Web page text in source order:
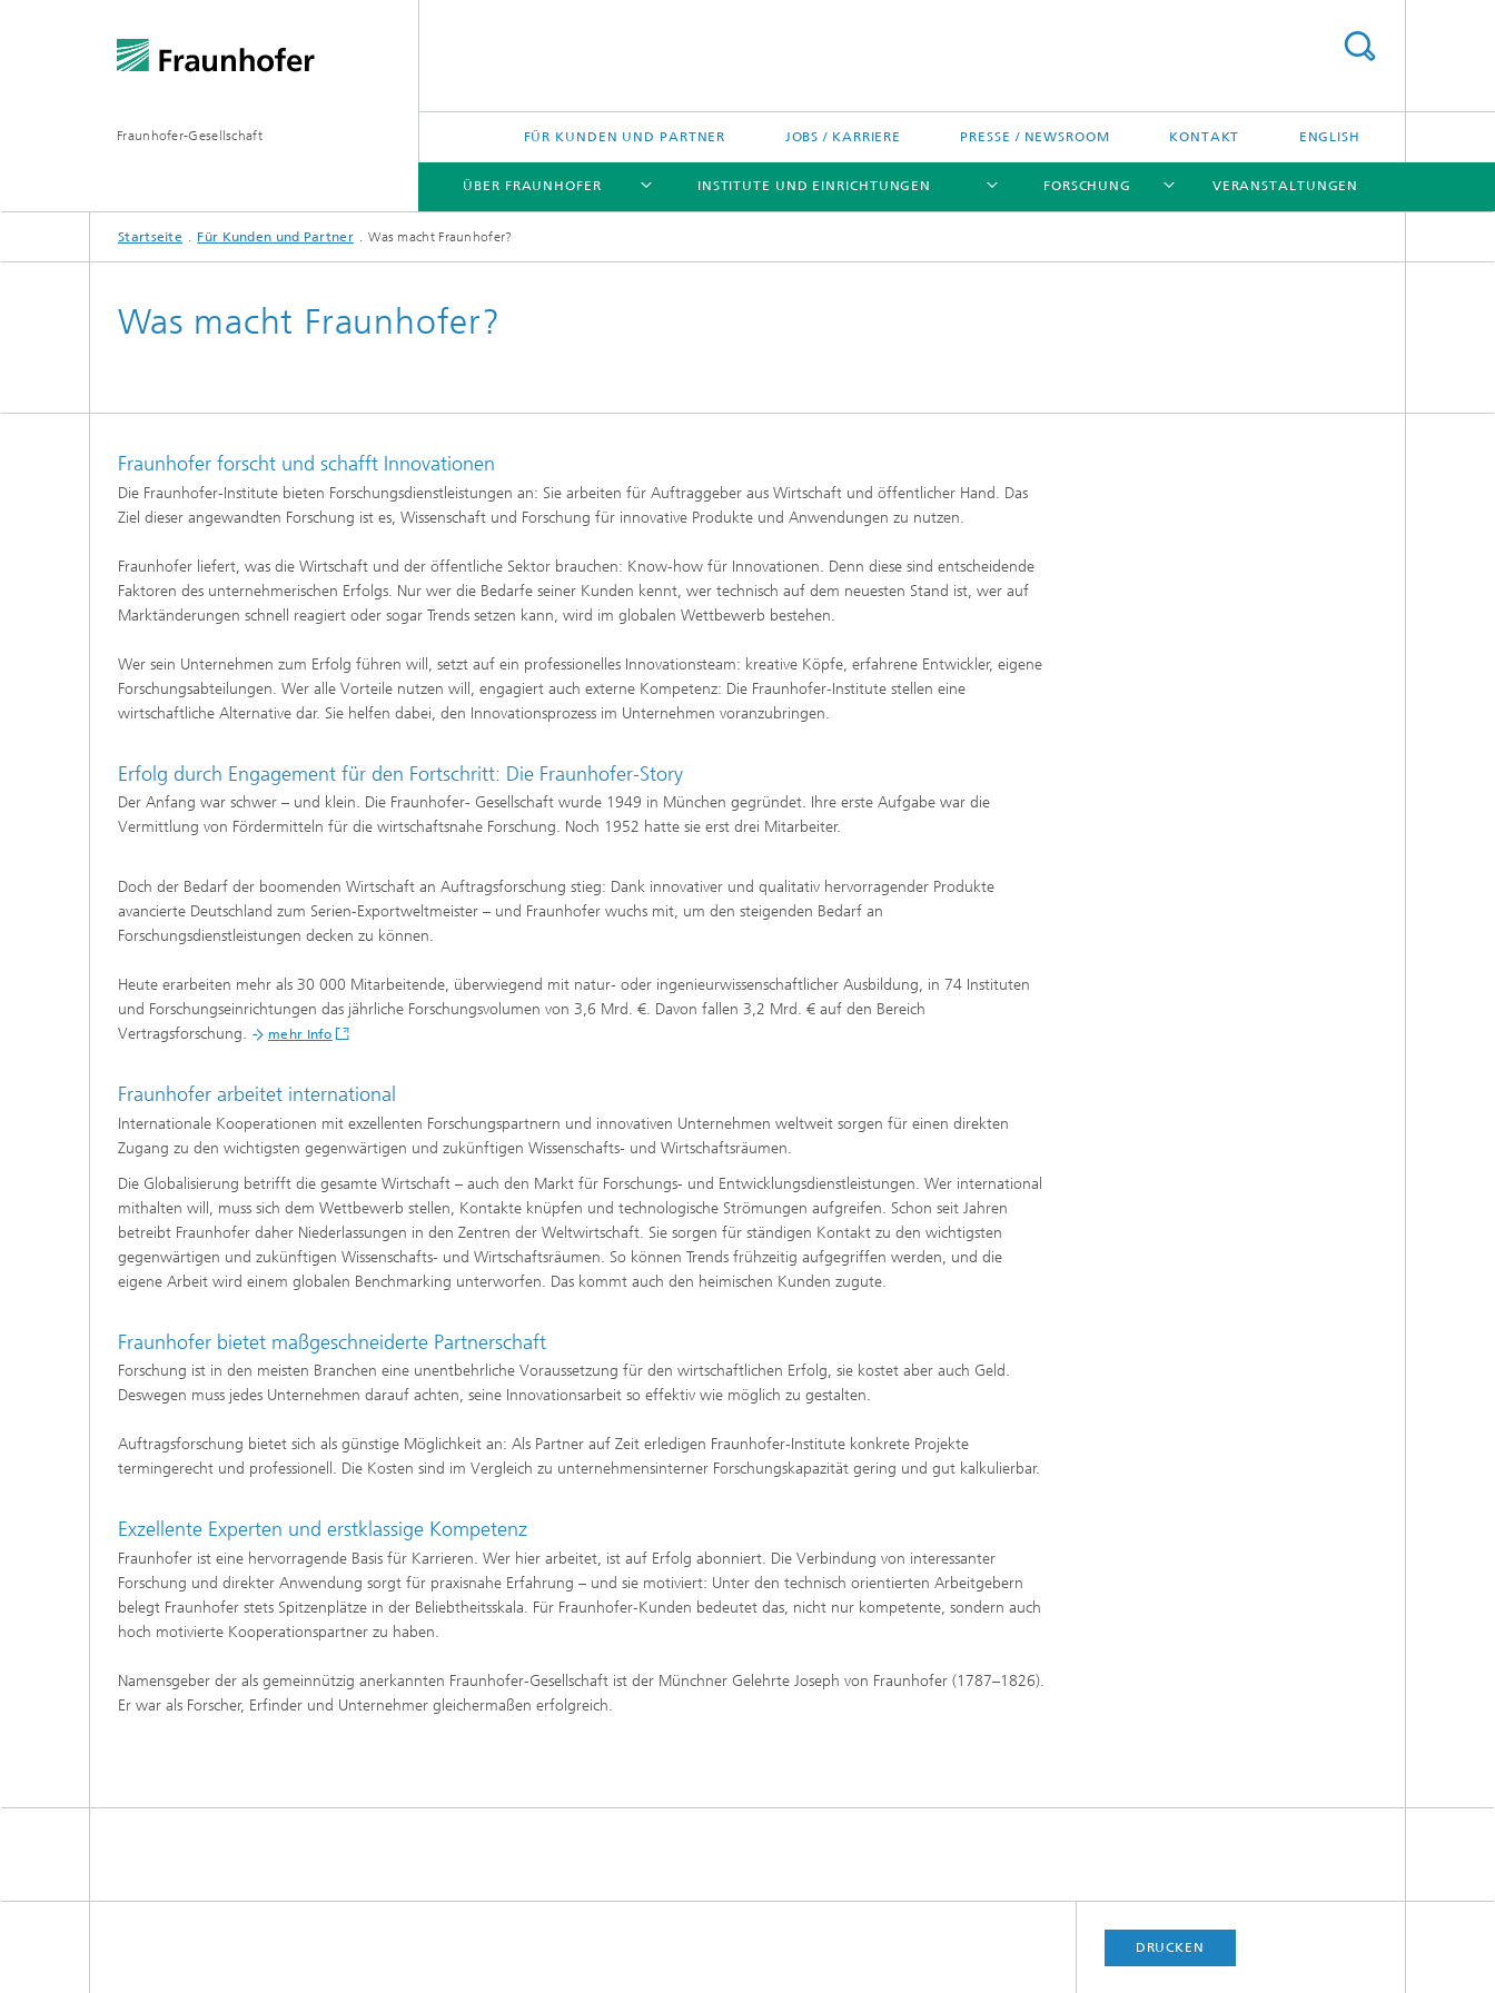
Fraunhofer-Gesellschaft FÜR KUNDEN UND PARTNER JOBS / KARRIERE PRESSE / NEWSROOM KONTAKT ENGLISH
ÜBER FRAUNHOFER
ÜBER FRAUNHOFER
Fraunhofer-Preisverleihung
INSTITUTE UND EINRICHTUNGEN
INSTITUTE UND EINRICHTUNGEN
Fraunhofer-Allianzen
Fraunhofer Cluster of Excellence Leistungszentren
Nord- und Südamerika
FORSCHUNG
FORSCHUNG
Leitprojekte
VERANSTALTUNGEN
Startseite Für Kunden und Partner Was macht Fraunhofer?
Was macht Fraunhofer?
Fraunhofer forscht und schafft Innovationen
Die Fraunhofer-Institute bieten Forschungsdienstleistungen an: Sie arbeiten für Auftraggeber aus Wirtschaft und öffentlicher Hand. Das
Ziel dieser angewandten Forschung ist es, Wissenschaft und Forschung für innovative Produkte und Anwendungen zu nutzen.
Fraunhofer liefert, was die Wirtschaft und der öffentliche Sektor brauchen: Know-how für Innovationen. Denn diese sind entscheidende
Faktoren des unternehmerischen Erfolgs. Nur wer die Bedarfe seiner Kunden kennt, wer technisch auf dem neuesten Stand ist, wer auf
Marktänderungen schnell reagiert oder sogar Trends setzen kann, wird im globalen Wettbewerb bestehen.
Wer sein Unternehmen zum Erfolg führen will, setzt auf ein professionelles Innovationsteam: kreative Köpfe, erfahrene Entwickler, eigene
Forschungsabteilungen. Wer alle Vorteile nutzen will, engagiert auch externe Kompetenz: Die Fraunhofer-Institute stellen eine
wirtschaftliche Alternative dar. Sie helfen dabei, den Innovationsprozess im Unternehmen voranzubringen.
Erfolg durch Engagement für den Fortschritt: Die Fraunhofer-Story
Der Anfang war schwer – und klein. Die Fraunhofer- Gesellschaft wurde 1949 in München gegründet. Ihre erste Aufgabe war die
Vermittlung von Fördermitteln für die wirtschaftsnahe Forschung. Noch 1952 hatte sie erst drei Mitarbeiter.
Doch der Bedarf der boomenden Wirtschaft an Auftragsforschung stieg: Dank innovativer und qualitativ hervorragender Produkte
avancierte Deutschland zum Serien-Exportweltmeister – und Fraunhofer wuchs mit, um den steigenden Bedarf an
Forschungsdienstleistungen decken zu können.
Heute erarbeiten mehr als 30 000 Mitarbeitende, überwiegend mit natur- oder ingenieurwissenschaftlicher Ausbildung, in 74 Instituten
und Forschungseinrichtungen das jährliche Forschungsvolumen von 3,6 Mrd. €. Davon fallen 3,2 Mrd. € auf den Bereich
Vertragsforschung.
mehr Info
Fraunhofer arbeitet international
Internationale Kooperationen mit exzellenten Forschungspartnern und innovativen Unternehmen weltweit sorgen für einen direkten
Zugang zu den wichtigsten gegenwärtigen und zukünftigen Wissenschafts- und Wirtschaftsräumen.
Die Globalisierung betrifft die gesamte Wirtschaft – auch den Markt für Forschungs- und Entwicklungsdienstleistungen. Wer international
mithalten will, muss sich dem Wettbewerb stellen, Kontakte knüpfen und technologische Strömungen aufgreifen. Schon seit Jahren
betreibt Fraunhofer daher Niederlassungen in den Zentren der Weltwirtschaft. Sie sorgen für ständigen Kontakt zu den wichtigsten
gegenwärtigen und zukünftigen Wissenschafts- und Wirtschaftsräumen. So können Trends frühzeitig aufgegriffen werden, und die
eigene Arbeit wird einem globalen Benchmarking unterworfen. Das kommt auch den heimischen Kunden zugute.
Fraunhofer bietet maßgeschneiderte Partnerschaft
Forschung ist in den meisten Branchen eine unentbehrliche Voraussetzung für den wirtschaftlichen Erfolg, sie kostet aber auch Geld.
Deswegen muss jedes Unternehmen darauf achten, seine Innovationsarbeit so effektiv wie möglich zu gestalten.
Auftragsforschung bietet sich als günstige Möglichkeit an: Als Partner auf Zeit erledigen Fraunhofer-Institute konkrete Projekte
termingerecht und professionell. Die Kosten sind im Vergleich zu unternehmensinterner Forschungskapazität gering und gut kalkulierbar.
Exzellente Experten und erstklassige Kompetenz
Fraunhofer ist eine hervorragende Basis für Karrieren. Wer hier arbeitet, ist auf Erfolg abonniert. Die Verbindung von interessanter
Forschung und direkter Anwendung sorgt für praxisnahe Erfahrung – und sie motiviert: Unter den technisch orientierten Arbeitgebern
belegt Fraunhofer stets Spitzenplätze in der Beliebtheitsskala. Für Fraunhofer-Kunden bedeutet das, nicht nur kompetente, sondern auch
hoch motivierte Kooperationspartner zu haben.
Namensgeber der als gemeinnützig anerkannten Fraunhofer-Gesellschaft ist der Münchner Gelehrte Joseph von Fraunhofer (1787–1826).
Er war als Forscher, Erfinder und Unternehmer gleichermaßen erfolgreich.
DRUCKEN